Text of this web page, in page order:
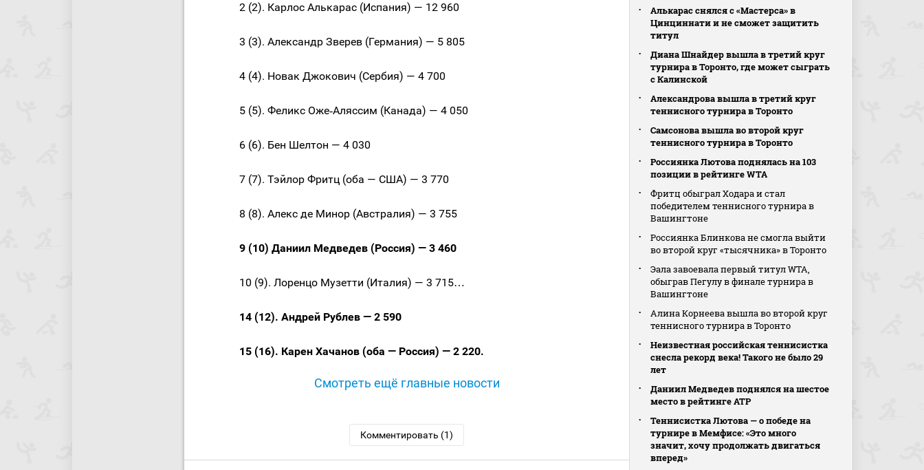
2 (2). Карлос Алькарас (Испания) — 12 960
3 (3). Александр Зверев (Германия) — 5 805
4 (4). Новак Джокович (Сербия) — 4 700
5 (5). Феликс Оже‑Аляссим (Канада) — 4 050
6 (6). Бен Шелтон — 4 030
7 (7). Тэйлор Фритц (оба — США) — 3 770
8 (8). Алекс де Минор (Австралия) — 3 755
9 (10) Даниил Медведев (Россия) — 3 460
10 (9). Лоренцо Музетти (Италия) — 3 715…
14 (12). Андрей Рублев — 2 590
15 (16). Карен Хачанов (оба — Россия) — 2 220.
Смотреть ещё главные новости
Комментировать (1)
Алькарас снялся с «Мастерса» в
Цинциннати и не сможет защитить
титул
Диана Шнайдер вышла в третий круг
турнира в Торонто, где может сыграть
с Калинской
Александрова вышла в третий круг
теннисного турнира в Торонто
Самсонова вышла во второй круг
теннисного турнира в Торонто
Россиянка Лютова поднялась на 103
позиции в рейтинге WTA
Фритц обыграл Ходара и стал
победителем теннисного турнира в
Вашингтоне
Россиянка Блинкова не смогла выйти
во второй круг «тысячника» в Торонто
Эала завоевала первый титул WTA,
обыграв Пегулу в финале турнира в
Вашингтоне
Алина Корнеева вышла во второй круг
теннисного турнира в Торонто
Неизвестная российская теннисистка
снесла рекорд века! Такого не было 29
лет
Даниил Медведев поднялся на шестое
место в рейтинге АТР
Теннисистка Лютова — о победе на
турнире в Мемфисе: «Это много
значит, хочу продолжать двигаться
вперед»